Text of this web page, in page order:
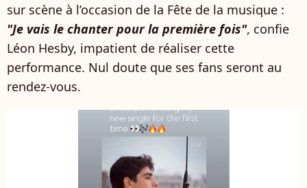
sur scène à l’occasion de la Fête de la musique :
"Je vais le chanter pour la première fois", confie
Léon Hesby, impatient de réaliser cette
performance. Nul doute que ses fans seront au
rendez-vous.